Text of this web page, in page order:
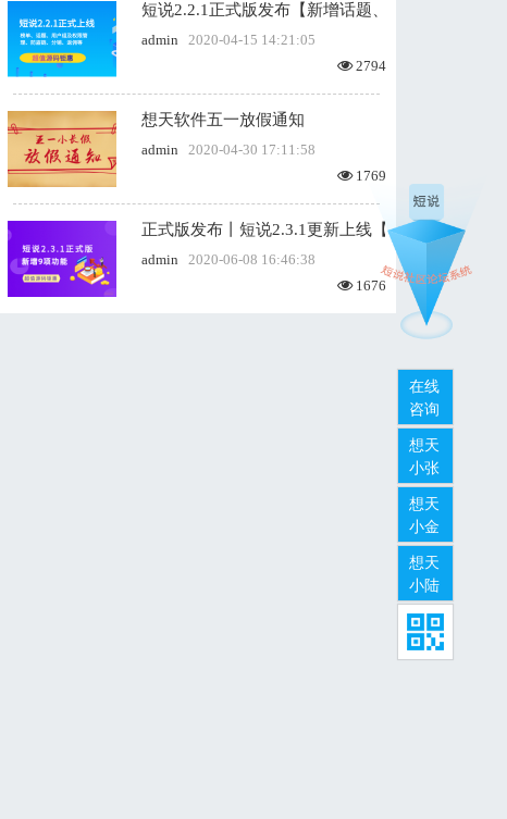
在线
咨询
想天
小张
想天
小金
想天
小陆
短说2.2.1正式版发布【新增话题、用户组及权限
admin 2020-04-15 14:21:05
2794
想天软件五一放假通知
admin 2020-04-30 17:11:58
1769
正式版发布丨短说2.3.1更新上线【新增禁言管理
admin 2020-06-08 16:46:38
1676